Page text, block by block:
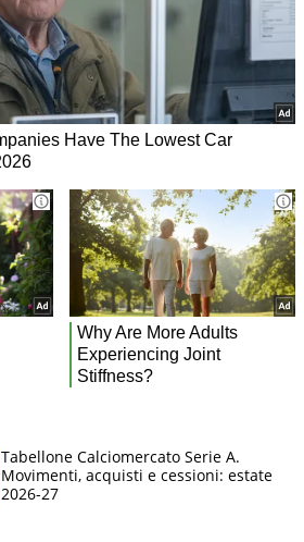
Tabellone Calciomercato Serie A.
Movimenti, acquisti e cessioni: estate
2026-27